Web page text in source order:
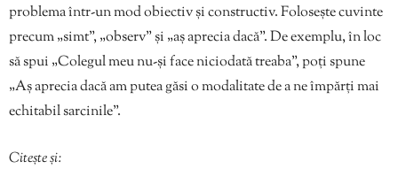
problema într-un mod obiectiv și constructiv. Folosește cuvinte
precum „simt”, „observ” și „aș aprecia dacă”. De exemplu, în loc
să spui „Colegul meu nu-și face niciodată treaba”, poți spune
„Aș aprecia dacă am putea găsi o modalitate de a ne împărți mai
echitabil sarcinile”.
Citește și: